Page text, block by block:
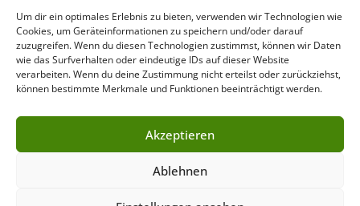
Um dir ein optimales Erlebnis zu bieten, verwenden wir Technologien wie
Cookies, um Geräteinformationen zu speichern und/oder darauf
zuzugreifen. Wenn du diesen Technologien zustimmst, können wir Daten
wie das Surfverhalten oder eindeutige IDs auf dieser Website
verarbeiten. Wenn du deine Zustimmung nicht erteilst oder zurückziehst,
können bestimmte Merkmale und Funktionen beeinträchtigt werden.
Akzeptieren
Ablehnen
techn. Umsetzung:
Fotos: